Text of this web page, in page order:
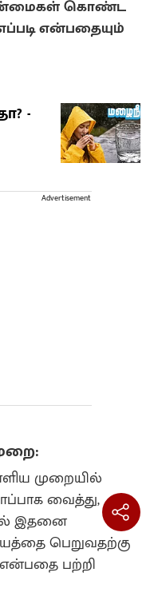
கொண்ட
என்பதையும்
-
Advertisement
முறையில்
வைத்து,
இதனை
பெறுவதற்கு
பற்றி